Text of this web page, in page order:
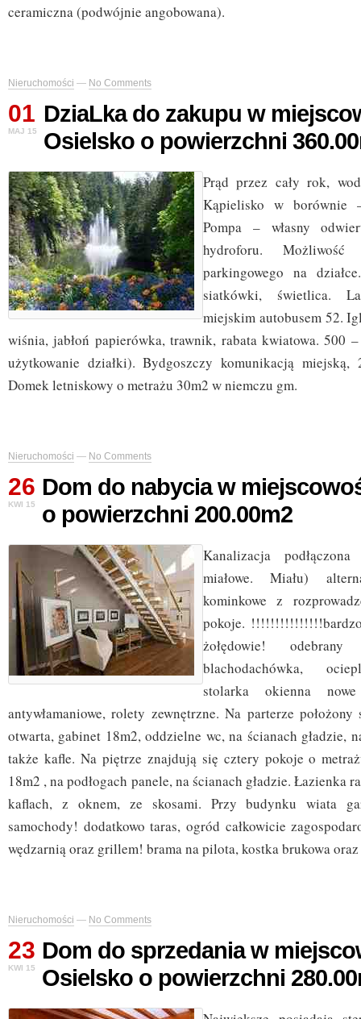
ceramiczna (podwójnie angobowana).
Nieruchomości — No Comments
01
MAJ 15
DziaLka do zakupu w
Osielsko o powierzchni
Prąd przez cały rok,
Kąpielisko w borównie
Pompa – własny
hydroforu. Możliwość
parkingowego na
siatkówki, świetlica.
miejskim autobusem 52.
wiśnia, jabłoń papierówka, trawnik, rabata kwiatowa. 500
użytkowanie działki). Bydgoszczy komunikacją miejską,
Domek letniskowy o metrażu 30m2 w niemczu gm.
Nieruchomości — No Comments
26
KWI 15
Dom do nabycia w
o powierzchni 200.00m2
Kanalizacja
miałowe. Miału)
kominkowe z
pokoje.
żołędowie!
blachodachówka,
stolarka okienna
antywłamaniowe, rolety zewnętrzne. Na parterze
otwarta, gabinet 18m2, oddzielne wc, na ścianach gładzie,
także kafle. Na piętrze znajdują się cztery pokoje o
18m2 , na podłogach panele, na ścianach gładzie. Łazienka
kaflach, z oknem, ze skosami. Przy budynku wiata
samochody! dodatkowo taras, ogród całkowicie
wędzarnią oraz grillem! brama na pilota, kostka brukowa
Nieruchomości — No Comments
23
KWI 15
Dom do sprzedania w
Osielsko o powierzchni